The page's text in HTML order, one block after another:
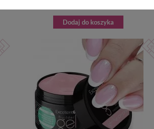
Dodaj do koszyka